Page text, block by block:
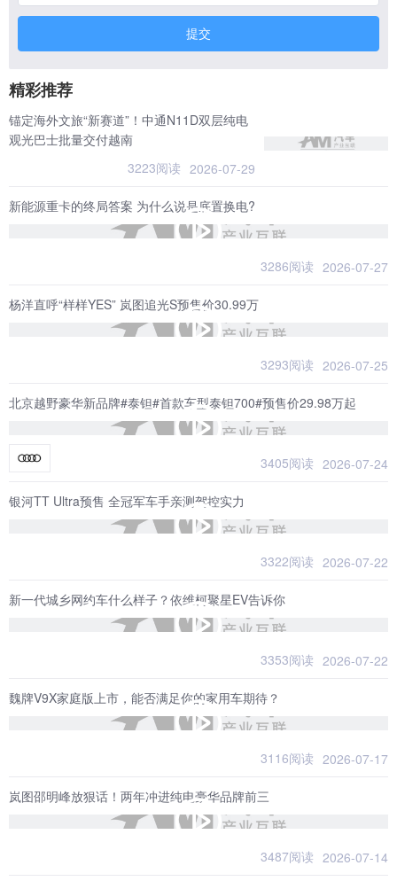
提交
精彩推荐
锚定海外文旅“新赛道”！中通N11D双层纯电
观光巴士批量交付越南
3223阅读 2026-07-29
新能源重卡的终局答案 为什么说是底置换电?
3286阅读 2026-07-27
杨洋直呼“样样YES” 岚图追光S预售价30.99万
3293阅读 2026-07-25
北京越野豪华新品牌#泰钽#首款车型泰钽700#预售价29.98万起
3405阅读 2026-07-24
银河TT Ultra预售 全冠军车手亲测驾控实力
3322阅读 2026-07-22
新一代城乡网约车什么样子？依维柯聚星EV告诉你
3353阅读 2026-07-22
魏牌V9X家庭版上市，能否满足你的家用车期待？
3116阅读 2026-07-17
岚图邵明峰放狠话！两年冲进纯电豪华品牌前三
3487阅读 2026-07-14